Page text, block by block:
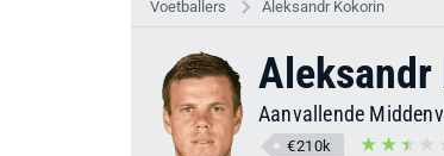
Voetballers Aleksandr Kokorin
Aleksandr
Aanvallende
€210k